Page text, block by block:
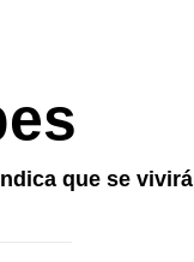
que se vivirá